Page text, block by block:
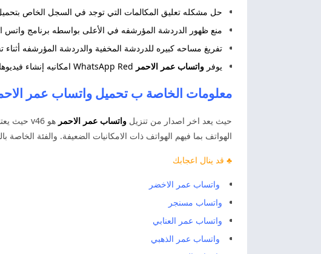
حل مشكله تعليق المكالمات التي توجد في السجل الخاص
منع ظهور الدردشة المؤرشفه في الأعلى بواسطه برنامج واتس
تفريغ مساحه كبيره للدردشة المخفية والدردشة المؤرشفه
يوفر واتساب عمر الاحمر
معلومات الخاصة ب تحميل واتساب عمر
حيث يعد اخر اصدار من تنزيل واتساب عمر الاحمر
الهواتف بما فيهم الهواتف ذات الامكانيات الضعيفة. والفئة الخاصة
♣ قد ينال اعجابك
واتساب عمر الاخضر
واتساب مسنجر
واتساب عمر العنابي
واتساب عمر الذهبي